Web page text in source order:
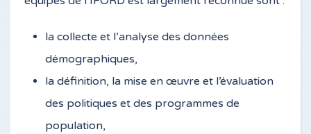
la collecte et l’analyse des données
démographiques,
la définition, la mise en œuvre et l’évaluation
des politiques et des programmes de
population,